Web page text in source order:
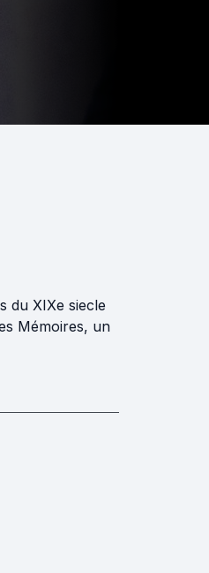
du XIXe siecle
Mémoires, un